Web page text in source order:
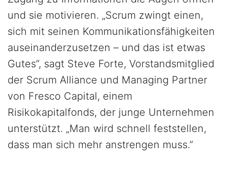
und sie motivieren. „Scrum zwingt einen,
sich mit seinen Kommunikationsfähigkeiten
auseinanderzusetzen – und das ist etwas
Gutes”, sagt Steve Forte, Vorstandsmitglied
der Scrum Alliance und Managing Partner
von Fresco Capital, einem
Risikokapitalfonds, der junge Unternehmen
unterstützt. „Man wird schnell feststellen,
dass man sich mehr anstrengen muss.”